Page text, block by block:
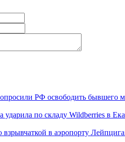
РФ освободить бывшего
ударила по складу Wildberries в
взрывчаткой в аэропорту